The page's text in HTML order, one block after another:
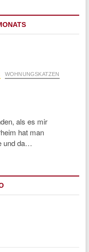
WOHNUNGSKATZEN
als es mir
hat man
und da…